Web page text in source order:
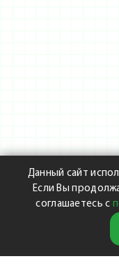
Данный сайт
Если Вы
соглашаетесь с